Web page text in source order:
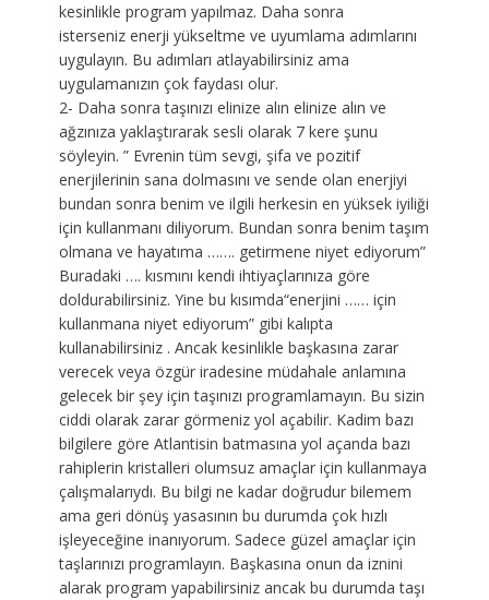
kesinlikle program yapılmaz. Daha sonra
isterseniz enerji yükseltme ve uyumlama adımlarını
uygulayın. Bu adımları atlayabilirsiniz ama
uygulamanızın çok faydası olur.
2- Daha sonra taşınızı elinize alın elinize alın ve
ağzınıza yaklaştırarak sesli olarak 7 kere şunu
söyleyin. ” Evrenin tüm sevgi, şifa ve pozitif
enerjilerinin sana dolmasını ve sende olan enerjiyi
bundan sonra benim ve ilgili herkesin en yüksek iyiliği
için kullanmanı diliyorum. Bundan sonra benim taşım
olmana ve hayatıma ……. getirmene niyet ediyorum”
Buradaki …. kısmını kendi ihtiyaçlarınıza göre
doldurabilirsiniz. Yine bu kısımda“enerjini …… için
kullanmana niyet ediyorum” gibi kalıpta
kullanabilirsiniz . Ancak kesinlikle başkasına zarar
verecek veya özgür iradesine müdahale anlamına
gelecek bir şey için taşınızı programlamayın. Bu sizin
ciddi olarak zarar görmeniz yol açabilir. Kadim bazı
bilgilere göre Atlantisin batmasına yol açanda bazı
rahiplerin kristalleri olumsuz amaçlar için kullanmaya
çalışmalarıydı. Bu bilgi ne kadar doğrudur bilemem
ama geri dönüş yasasının bu durumda çok hızlı
işleyeceğine inanıyorum. Sadece güzel amaçlar için
taşlarınızı programlayın. Başkasına onun da iznini
alarak program yapabilirsiniz ancak bu durumda taşı